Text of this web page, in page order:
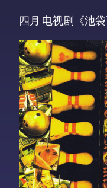
四月 电视剧《池